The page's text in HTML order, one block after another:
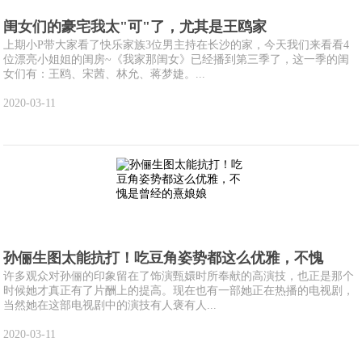
闺女们的豪宅我太"可"了，尤其是王鸥家
上期小P带大家看了快乐家族3位男主持在长沙的家，今天我们来看看4
位漂亮小姐姐的闺房~《我家那闺女》已经播到第三季了，这一季的闺
女们有：王鸥、宋茜、林允、蒋梦婕。...
2020-03-11
孙俪生图太能抗打！吃豆角姿势都这么优雅，不愧
许多观众对孙俪的印象留在了饰演甄嬛时所奉献的高演技，也正是那个
时候她才真正有了片酬上的提高。现在也有一部她正在热播的电视剧，
当然她在这部电视剧中的演技有人褒有人...
2020-03-11